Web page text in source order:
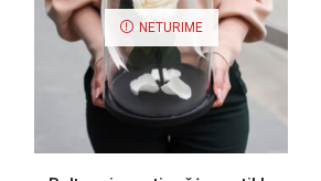
NETURIME